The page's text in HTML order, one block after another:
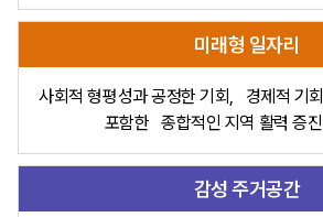
미래형 일자리
사회적 형평성과 공정한 기회,
경제적 기
포함한 종합적인 지역 활력 증
감성 주거공간